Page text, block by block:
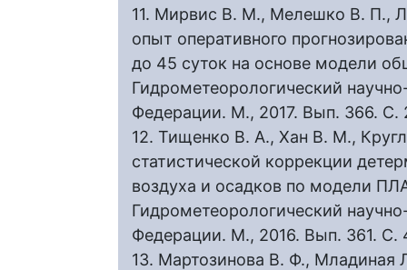
11. Мирвис В. М., Мелешко В. П.,
опыт оперативного
до 45 суток на основе модели
Гидрометеорологический
Федерации. М., 2017. Вып. 366. С.
12. Тищенко В. А., Хан В. М.,
статистической коррекции
воздуха и осадков по модели
Гидрометеорологический
Федерации. М., 2016. Вып. 361. С.
13. Мартозинова В. Ф., Младиная